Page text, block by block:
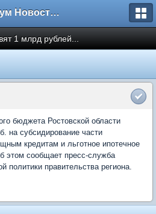
Форум Новостройки
1 млрд рублей...
бюджета Ростовской области
на субсидирование части
кредитам и льготное ипотечное
этом сообщает пресс-служба
политики правительства региона.